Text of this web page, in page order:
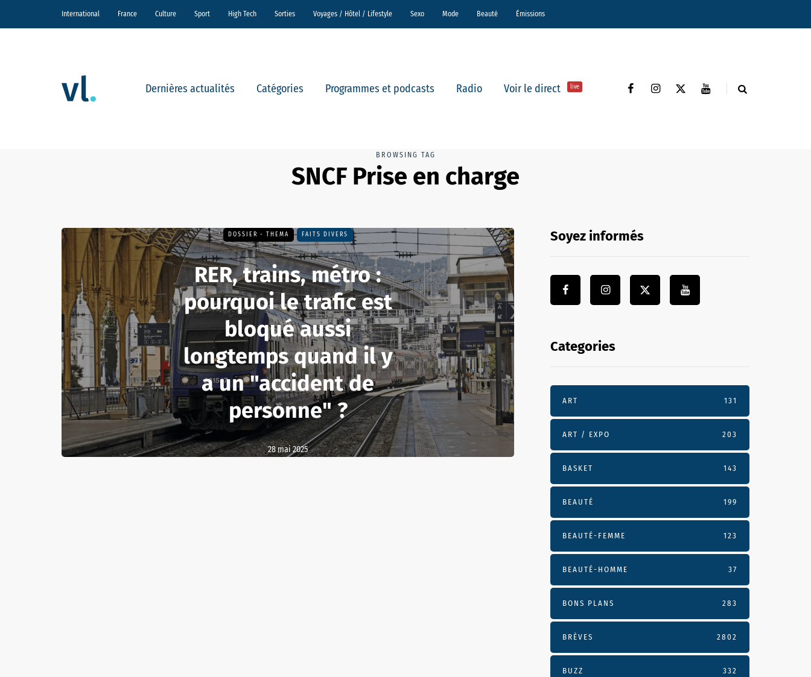
International France Culture Sport High Tech Sorties Voyages / Hôtel / Lifestyle Sexo Mode Beauté Émissions
Dernières actualités Catégories Programmes et podcasts Radio Voir le direct live
BROWSING TAG
SNCF Prise en charge
DOSSIER - THEMA FAITS DIVERS
RER, trains, métro :
pourquoi le trafic est
bloqué aussi
longtemps quand il y
a un "accident de
personne" ?
28 mai 2025
Soyez informés
Categories
ART 131
ART / EXPO 203
BASKET 143
BEAUTÉ 199
BEAUTÉ-FEMME 123
BEAUTÉ-HOMME 37
BONS PLANS 283
BRÈVES 2802
BUZZ 332